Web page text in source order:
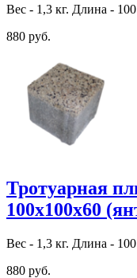
Вес - 1,3 кг. Длина -
880 руб.
Тротуарная
100х100х60
Вес - 1,3 кг. Длина -
880 руб.